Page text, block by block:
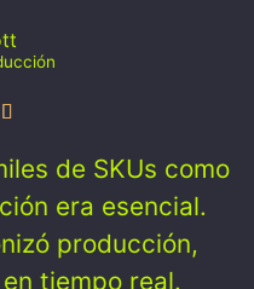
de SKUs como
era esencial.
producción,
tiempo real.